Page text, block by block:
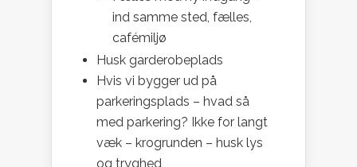
ind samme sted, fælles,
cafémiljø
Husk garderobeplads
Hvis vi bygger ud på
parkeringsplads – hvad så
med parkering? Ikke for langt
væk – krogrunden – husk lys
og tryghed